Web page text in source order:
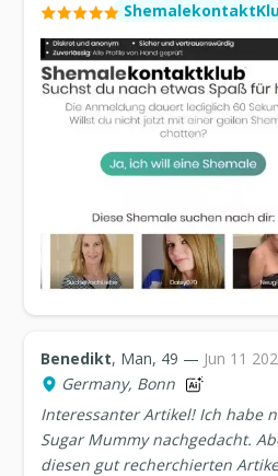
Benedikt, Man, 49 — Jun 11
Germany, Bonn
Interessanter Artikel! Ich habe
Sugar Mummy nachgedacht.
diesen gut recherchierten